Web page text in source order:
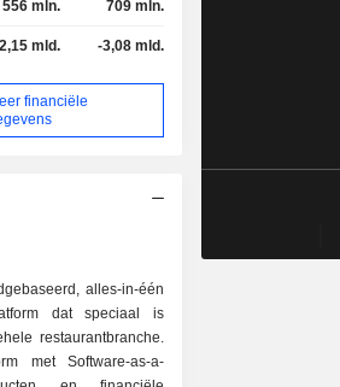
556 mln. 709 mln.
mld. -3,08 mld.
financiële
alles-in-één
dat speciaal is
restaurantbranche.
met Software-as-a-